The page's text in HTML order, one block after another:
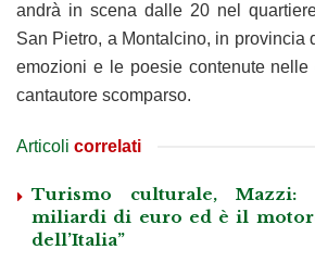
andrà in scena dalle 20 nel
San Pietro, a Montalcino, in provincia
emozioni e le poesie contenute
cantautore scomparso.
Articoli correlati
Turismo culturale, Mazzi:
miliardi di euro ed è il
dell’Italia”